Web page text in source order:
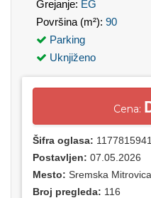
Grejanje: EG
Površina (m²): 90
Parking
Uknjiženo
Cena:
Šifra oglasa:
Postavljen: 07.05.2026
Mesto: Sremska Mitrovica
Broj pregleda: 116